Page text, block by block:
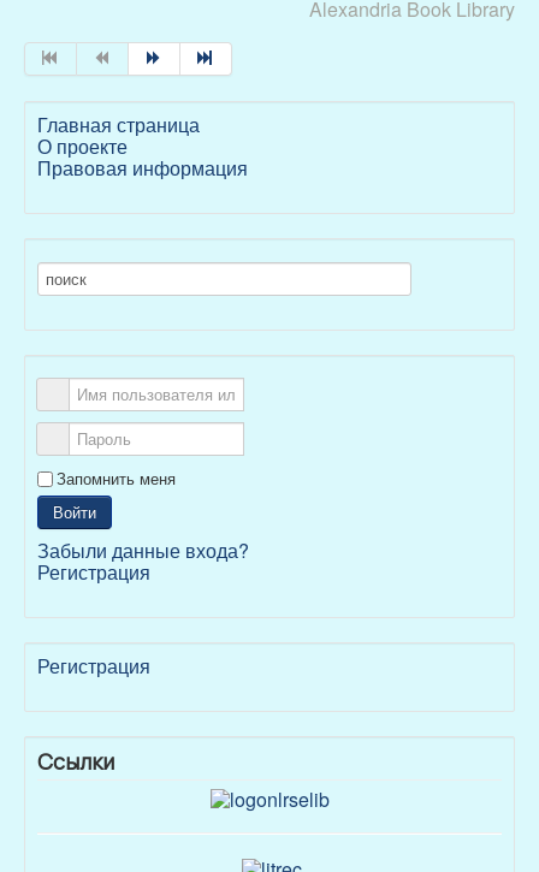
Alexandria Book Library
Главная страница
О проекте
Правовая информация
Запомнить меня
Войти
Забыли данные входа?
Регистрация
Регистрация
Ссылки